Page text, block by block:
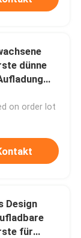
dünne
on order lot
Design
für